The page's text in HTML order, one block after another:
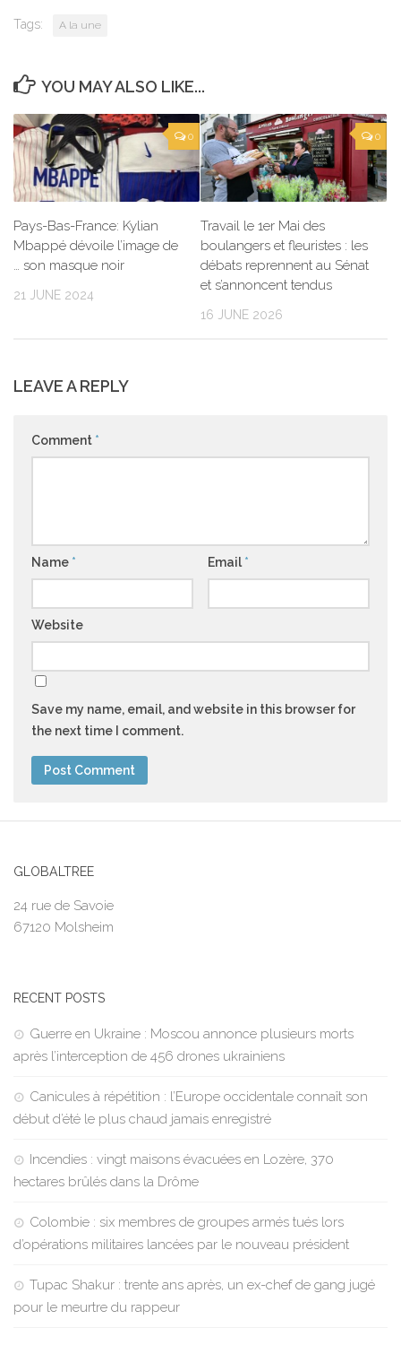
Tags: A la une
YOU MAY ALSO LIKE...
0
Pays-Bas-France: Kylian
Mbappé dévoile l’image de
… son masque noir
21 JUNE 2024
0
Travail le 1er Mai des
boulangers et fleuristes : les
débats reprennent au Sénat
et s’annoncent tendus
16 JUNE 2026
LEAVE A REPLY
Comment *
Name * Email *
Website
Save my name, email, and website in this browser for
the next time I comment.
GLOBALTREE
24 rue de Savoie
67120 Molsheim
RECENT POSTS
Guerre en Ukraine : Moscou annonce plusieurs morts
après l’interception de 456 drones ukrainiens
Canicules à répétition : l’Europe occidentale connaît son
début d’été le plus chaud jamais enregistré
Incendies : vingt maisons évacuées en Lozère, 370
hectares brûlés dans la Drôme
Colombie : six membres de groupes armés tués lors
d’opérations militaires lancées par le nouveau président
Tupac Shakur : trente ans après, un ex-chef de gang jugé
pour le meurtre du rappeur